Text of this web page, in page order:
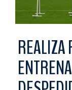
RESPONSABILIDAD
TAQUILLA
TIENDA
ESTADIO
PRENSA
REALIZA